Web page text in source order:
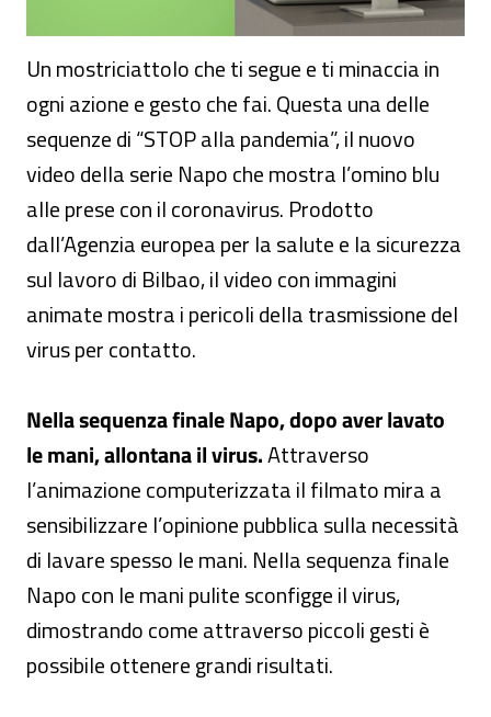
Un mostriciattolo che ti segue e ti minaccia in
ogni azione e gesto che fai. Questa una delle
sequenze di “STOP alla pandemia”, il nuovo
video della serie Napo che mostra l’omino blu
alle prese con il coronavirus. Prodotto
dall’Agenzia europea per la salute e la sicurezza
sul lavoro di Bilbao, il video con immagini
animate mostra i pericoli della trasmissione del
virus per contatto.
Nella sequenza finale Napo, dopo aver lavato
le mani, allontana il virus.Attraverso
l’animazione computerizzata il filmato mira a
sensibilizzare l’opinione pubblica sulla necessità
di lavare spesso le mani. Nella sequenza finale
Napo con le mani pulite sconfigge il virus,
dimostrando come attraverso piccoli gesti è
possibile ottenere grandi risultati.